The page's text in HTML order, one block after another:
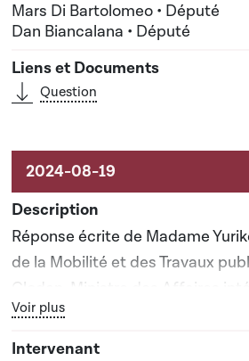
Mars Di Bartolomeo • Député
Dan Biancalana • Député
Question
Réponse écrite de Madame
de la Mobilité et des Travaux
Gloden, Ministre des Affaires
Bouton graphique servant à
Voir plus